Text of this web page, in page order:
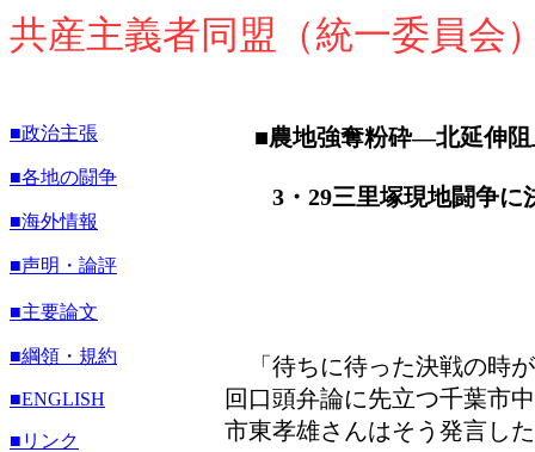
共産主義者同盟（統一委員会
■政治主張
■各地の闘争
■海外情報
■声明・論評
■主要論文
■綱領・規約
■ENGLISH
■リンク
■農地強奪粉砕―北延伸阻
3・29三里塚現地闘争に
「待ちに待った決戦の時
回口頭弁論に先立つ千葉市
市東孝雄さんはそう発言し